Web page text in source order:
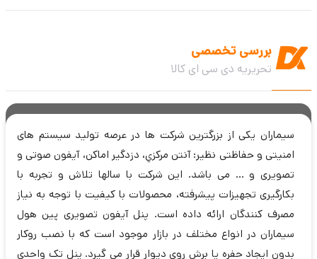
بررسی تخصصی
تحریریه دی سی ای کالا
سيماران یکی از بزرگترین شرکت ها در عرصه تولید سیستم های
امنیتی و حفاظتی نظیر: آنتن مركزي، دزدگير اماكن، آیفون صوتی و
تصویری و ... می باشد. این شرکت با سالها تلاش و تجربه با
بکارگیری تجهیزات پیشرفته، محصولات با کیفیت با توجه به نیاز
مصرف کنندگان ارائه داده است. پنل آیفون تصویری پین هول
سیماران در انواع مختلف در بازار موجود است که با نصب روکار
بدون ایجاد حفره یا برش روی دیوار قرار می گیرد. پنل تک واحدی